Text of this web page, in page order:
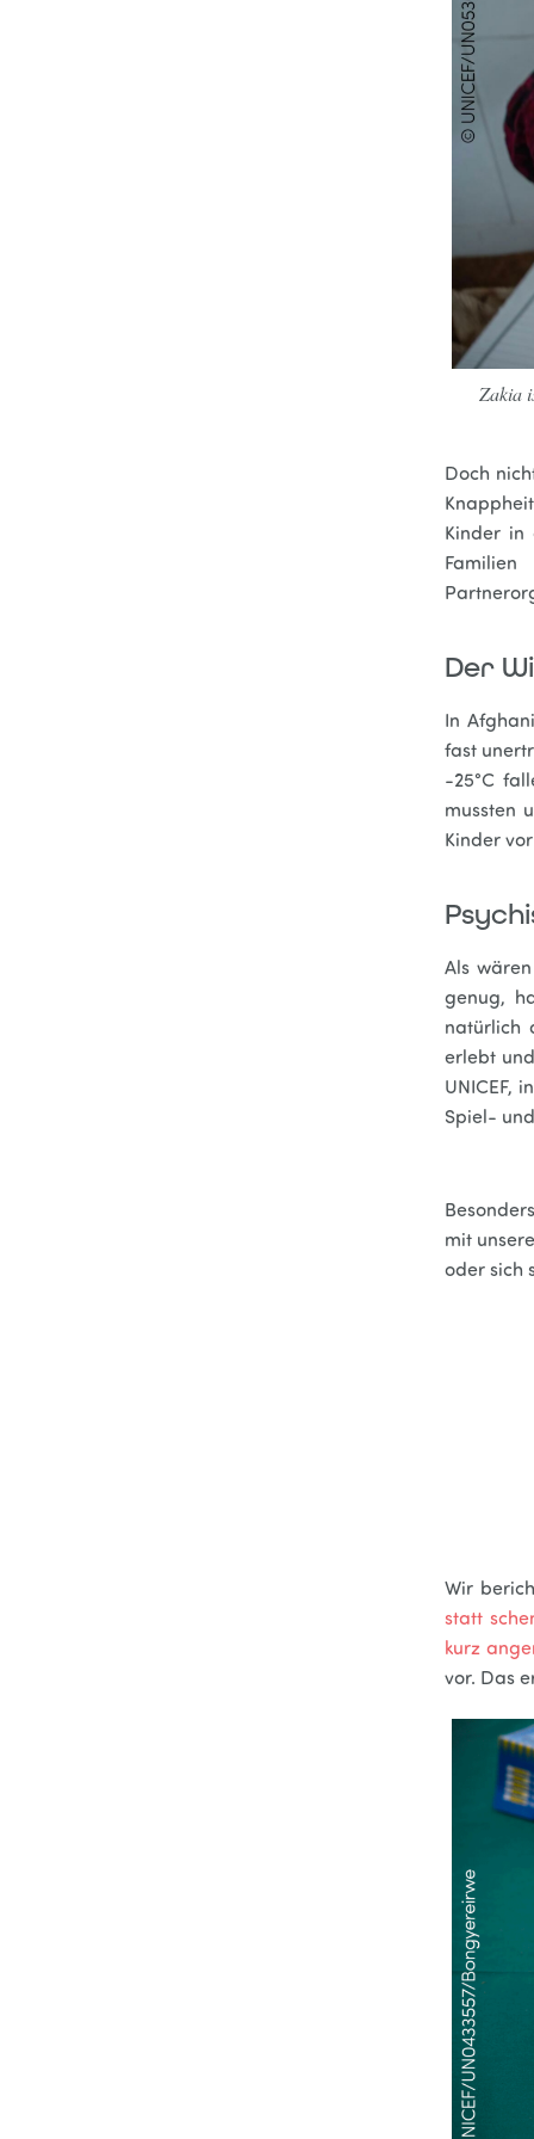
Zakia
Doch
Kinder in
Der
In
fast
-25°C
mussten
Kinder
Als
genug,
natürlich
erlebt
UNICEF,
Spiel-
mit
oder sich
Wir
statt
kurz
vor. Das